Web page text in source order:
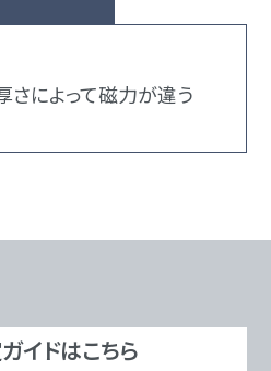
さによって磁力が違う
イドはこちら